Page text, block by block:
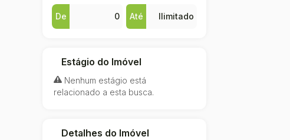
De Até
Estágio do Imóvel
Nenhum estágio está
relacionado a esta busca.
Detalhes do Imóvel